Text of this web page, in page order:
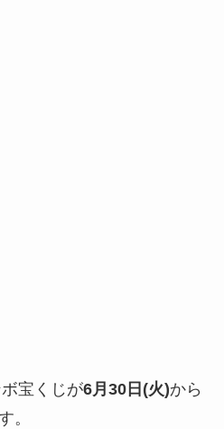
宝くじが6月30日(火)から
。